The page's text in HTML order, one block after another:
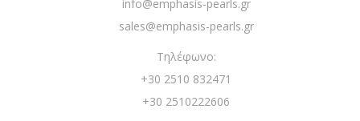
info@emphasis-pearls.gr
sales@emphasis-pearls.gr
Τηλέφωνο:
+30 2510 832471
+30 2510222606